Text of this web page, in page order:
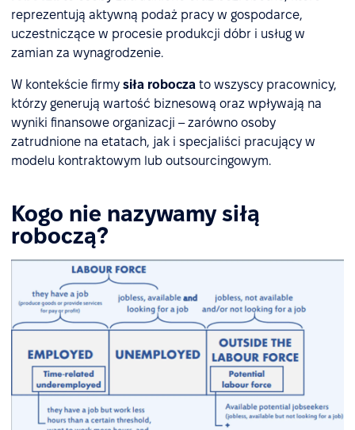
reprezentują aktywną podaż pracy w gospodarce,
uczestniczące w procesie produkcji dóbr i usług w
zamian za wynagrodzenie.
W kontekście firmy siła robocza to wszyscy pracownicy,
którzy generują wartość biznesową oraz wpływają na
wyniki finansowe organizacji – zarówno osoby
zatrudnione na etatach, jak i specjaliści pracujący w
modelu kontraktowym lub outsourcingowym.
Kogo nie nazywamy siłą
roboczą?